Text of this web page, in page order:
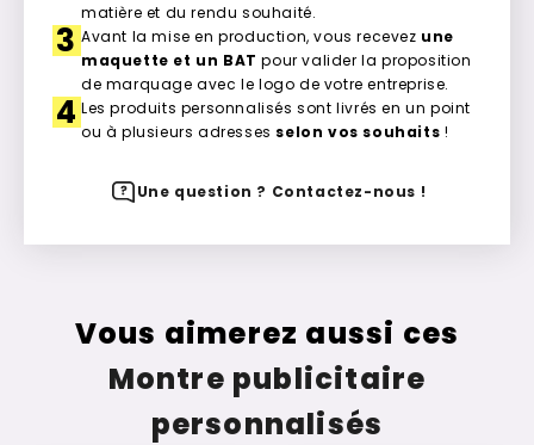
matière et du rendu souhaité.
3Avant la mise en production, vous recevez une
maquette et un BAT pour valider la proposition
de marquage avec le logo de votre entreprise.
4Les produits personnalisés sont livrés en un point
ou à plusieurs adresses selon vos souhaits !
Une question ? Contactez-nous !
Vous aimerez aussi ces
Montre publicitaire
personnalisés